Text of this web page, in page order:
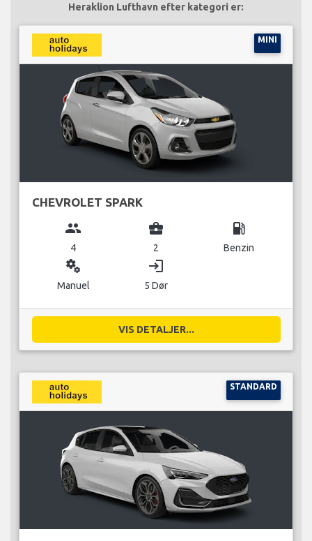
Heraklion Lufthavn efter kategori er:
MINI
CHEVROLET SPARK
group
4
business_center
2
local_gas_station
Benzin
miscellaneous_services
Manuel
login
5 Dør
VIS DETALJER...
STANDARD